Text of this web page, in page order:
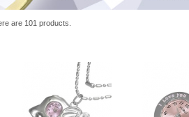
are 101 products.